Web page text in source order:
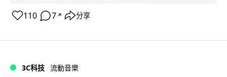
110 7 ↗ 分享
3C科技 流動音樂